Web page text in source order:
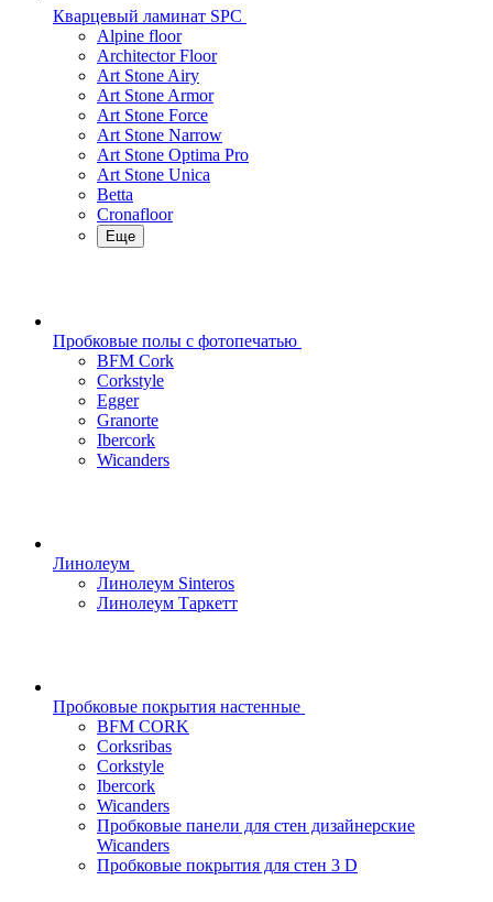
Кварцевый ламинат SPC
Alpine floor
Architector Floor
Art Stone Airy
Art Stone Armor
Art Stone Force
Art Stone Narrow
Art Stone Optima Pro
Art Stone Unica
Betta
Cronafloor
Еще
Пробковые полы с фотопечатью
BFM Cork
Corkstyle
Egger
Granorte
Ibercork
Wicanders
Линолеум
Линолеум Sinteros
Линолеум Таркетт
Пробковые покрытия настенные
BFM CORK
Corksribas
Corkstyle
Ibercork
Wicanders
Пробковые панели для стен дизайнерские
Wicanders
Пробковые покрытия для стен 3 D